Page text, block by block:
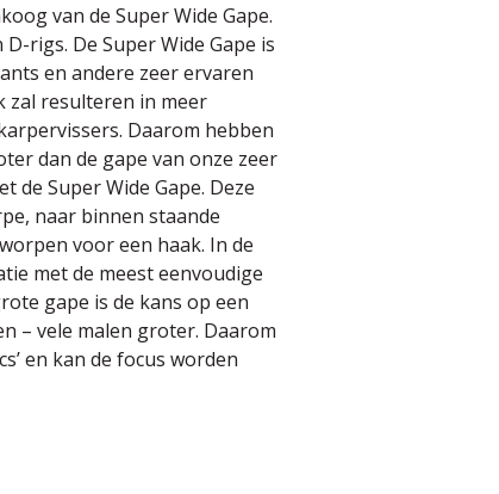
van de Super Wide Gape.
rigs. De Super Wide Gape is
en andere zeer ervaren
zal resulteren in meer
Daarom hebben
dan de gape van onze zeer
de Super Wide Gape. Deze
naar binnen staande
voor een haak. In de
met de meest eenvoudige
gape is de kans op een
– vele malen groter. Daarom
en kan de focus worden